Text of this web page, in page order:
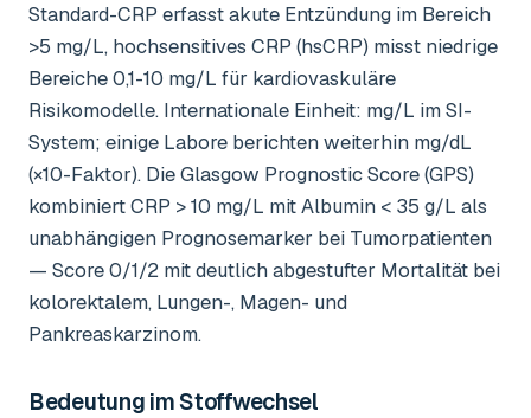
Standard-CRP erfasst akute Entzündung im Bereich
>5 mg/L, hochsensitives CRP (hsCRP) misst niedrige
Bereiche 0,1-10 mg/L für kardiovaskuläre
Risikomodelle. Internationale Einheit: mg/L im SI-
System; einige Labore berichten weiterhin mg/dL
(×10-Faktor). Die Glasgow Prognostic Score (GPS)
kombiniert CRP > 10 mg/L mit Albumin < 35 g/L als
unabhängigen Prognosemarker bei Tumorpatienten
— Score 0/1/2 mit deutlich abgestufter Mortalität bei
kolorektalem, Lungen-, Magen- und
Pankreaskarzinom.
Bedeutung im Stoffwechsel